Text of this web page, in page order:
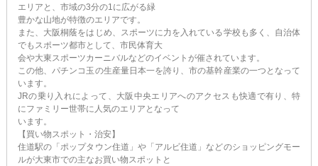
エリアと、市域の3分の1に広がる緑
豊かな山地が特徴のエリアです。
また、大阪桐蔭をはじめ、スポーツに力を入れている学校も多く、自治体
でもスポーツ都市として、市民体育大
会や大東スポーツカーニバルなどのイベントが催されています。
この他、パチンコ玉の生産量日本一を誇り、市の基幹産業の一つとなって
います。
JRの乗り入れによって、大阪中央エリアへのアクセスも快適で有り、特
にファミリー世帯に人気のエリアとなって
います。
【買い物スポット・治安】
住道駅の「ポップタウン住道」や「アルビ住道」などのショッピングモー
ルが大東市での主なお買い物スポットと